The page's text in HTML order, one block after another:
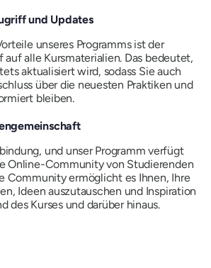
und Updates
unseres Programms ist der
auf alle Kursmaterialien. Das bedeutet,
aktualisiert wird, sodass Sie auch
über die neuesten Praktiken und
bleiben.
und unser Programm verfügt
Online-Community von Studierenden
Community ermöglicht es Ihnen, Ihre
Ideen auszutauschen und Inspiration
des Kurses und darüber hinaus.